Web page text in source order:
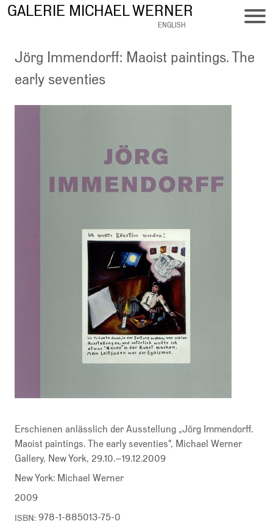
Direkt
GALERIE MICHAEL WERNER
ENGLISH
Jörg Immendorff: Maoist paintings. The
early seventies
Erschienen anlässlich der Ausstellung „Jörg Immendorff.
Maoist paintings. The early seventies", Michael Werner
Gallery, New York, 29.10.–19.12.2009
New York: Michael Werner
2009
ISBN 978-1-885013-75-0